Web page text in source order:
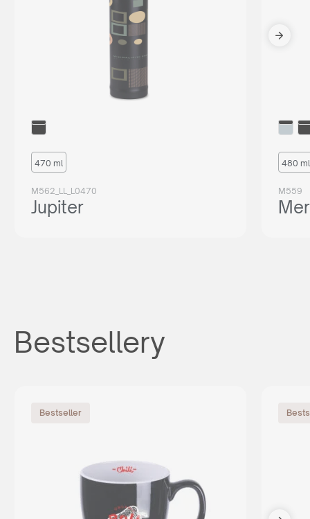
470 ml
M562_LL_L0470
Jupiter
480 ml
M559
Bestsellery
Bestseller